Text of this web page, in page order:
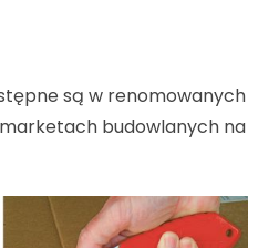
są w renomowanych
budowlanych na